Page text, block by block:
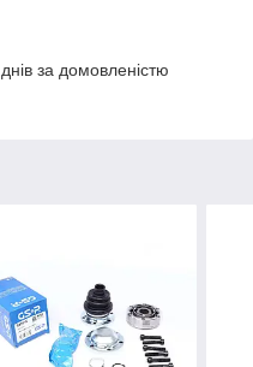
за домовленістю